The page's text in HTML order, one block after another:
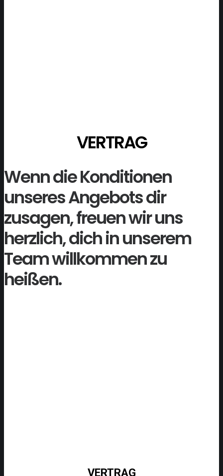
VERTRAG
Wenn die Konditionen
unseres Angebots dir
zusagen, freuen wir uns
herzlich, dich in unserem
Team willkommen zu
heißen.
VERTRAG